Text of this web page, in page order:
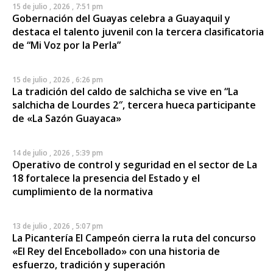
15 de julio , 2026 , 7:51 pm
Gobernación del Guayas celebra a Guayaquil y
destaca el talento juvenil con la tercera clasificatoria
de “Mi Voz por la Perla”
15 de julio , 2026 , 6:26 pm
La tradición del caldo de salchicha se vive en “La
salchicha de Lourdes 2″, tercera hueca participante
de «La Sazón Guayaca»
14 de julio , 2026 , 5:39 pm
Operativo de control y seguridad en el sector de La
18 fortalece la presencia del Estado y el
cumplimiento de la normativa
13 de julio , 2026 , 5:07 pm
La Picantería El Campeón cierra la ruta del concurso
«El Rey del Encebollado» con una historia de
esfuerzo, tradición y superación